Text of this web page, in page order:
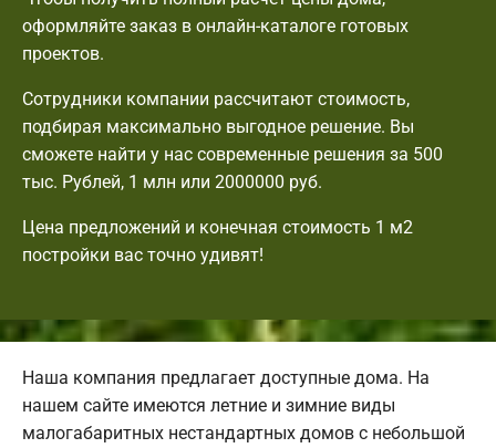
оформляйте заказ в онлайн-каталоге готовых
проектов.
Сотрудники компании рассчитают стоимость,
подбирая максимально выгодное решение. Вы
сможете найти у нас современные решения за 500
тыс. Рублей, 1 млн или 2000000 руб.
Цена предложений и конечная стоимость 1 м2
постройки вас точно удивят!
Наша компания предлагает доступные дома. На
нашем сайте имеются летние и зимние виды
малогабаритных нестандартных домов с небольшой